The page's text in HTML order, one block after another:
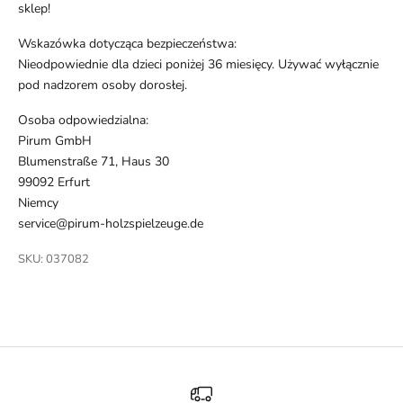
sklep!
Wskazówka dotycząca bezpieczeństwa:
Nieodpowiednie dla dzieci poniżej 36 miesięcy. Używać wyłącznie
pod nadzorem osoby dorosłej.
Osoba odpowiedzialna:
Pirum GmbH
Blumenstraße 71, Haus 30
99092 Erfurt
Niemcy
service@pirum-holzspielzeuge.de
SKU: 037082